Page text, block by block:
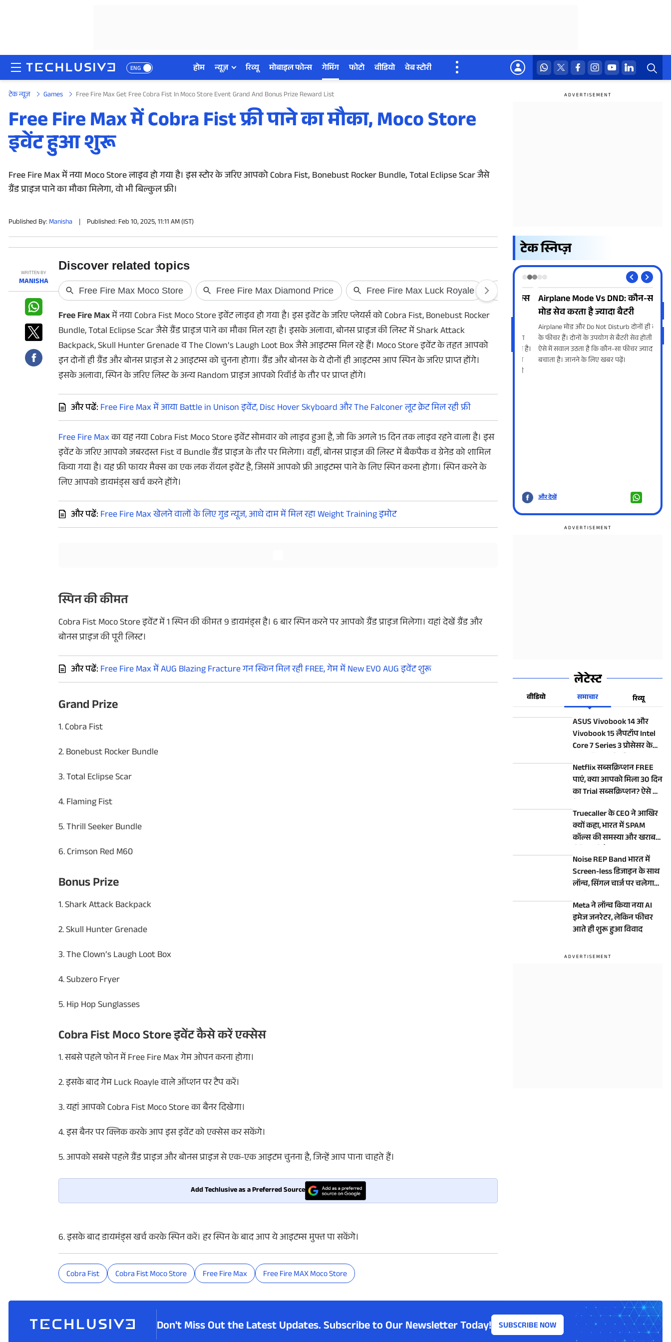
ENG होम न्यूज़ रिव्यू मोबाइल फोन्स गेमिंग फोटो वीडियो वेब स्टोरी
होम
न्यूज़
रिव्यू
मोबाइल फोन्स
फोटो
वीडियो
वेब स्टोरी
ऐप्स
डील्स
टेक न्यूज़ Games Free Fire Max Get Free Cobra Fist In Moco Store Event Grand And Bonus Prize Reward List
Free Fire Max में Cobra Fist फ्री पाने का मौका, Moco Store
इवेंट हुआ शुरू
Free Fire Max में नया Moco Store लाइव हो गया है। इस स्टोर के जरिए आपको Cobra Fist, Bonebust Rocker Bundle, Total Eclipse Scar जैसे
ग्रैंड प्राइज पाने का मौका मिलेगा, वो भी बिल्कुल फ्री।
Published By: Manisha | Published: Feb 10, 2025, 11:11 AM (IST)
WRITTEN BY
MANISHA
Free Fire Maxमें नया Cobra Fist Moco Store इवेंट लाइव हो गया है। इस इवेंट के जरिए प्लेयर्स को Cobra Fist, Bonebust Rocker
Bundle, Total Eclipse Scar जैसे ग्रैंड प्राइज पाने का मौका मिल रहा है। इसके अलावा, बोनस प्राइज की लिस्ट में Shark Attack
Backpack, Skull Hunter Grenade व The Clown’s Laugh Loot Box जैसे आइटम्स मिल रहे हैं। Moco Store इवेंट के तहत आपको
इन दोनों ही ग्रैंड और बोनस प्राइज से 2 आइटम्स को चुनना होगा। ग्रैंड और बोनस के ये दोनों ही आइटम्स आप स्पिन के जरिए प्राप्त होंगे।
इसके अलावा, स्पिन के जरिए लिस्ट के अन्य Random प्राइज आपको रिवॉर्ड के तौर पर प्राप्त होंगे।
और पढें: Free Fire Max में आया Battle in Unison इवेंट, Disc Hover Skyboard और The Falconer लूट क्रेट मिल रही फ्री
Free Fire Maxका यह नया Cobra Fist Moco Store इवेंट सोमवार को लाइव हुआ है, जो कि अगले 15 दिन तक लाइव रहने वाला है। इस
इवेंट के जरिए आपको जबरदस्त Fist व Bundle ग्रैंड प्राइज के तौर पर मिलेगा। वहीं, बोनस प्राइज की लिस्ट में बैकपैक व ग्रेनेड को शामिल
किया गया है। यह फ्री फायर मैक्स का एक लक रॉयल इवेंट है, जिसमें आपको फ्री आइटम्स पाने के लिए स्पिन करना होगा। स्पिन करने के
लिए आपको डायमंड्स खर्च करने होंगे।
और पढें: Free Fire Max खेलने वालों के लिए गुड न्यूज, आधे दाम में मिल रहा Weight Training इमोट
स्पिन की कीमत
Cobra Fist Moco Store इवेंट में 1 स्पिन की कीमत 9 डायमंड्स है। 6 बार स्पिन करने पर आपको ग्रैंड प्राइज मिलेगा। यहां देखें ग्रैंड और
बोनस प्राइज की पूरी लिस्ट।
और पढें: Free Fire Max में AUG Blazing Fracture गन स्किन मिल रही FREE, गेम में New EVO AUG इवेंट शुरू
Grand Prize
1. Cobra Fist
2. Bonebust Rocker Bundle
3. Total Eclipse Scar
4. Flaming Fist
5. Thrill Seeker Bundle
6. Crimson Red M60
Bonus Prize
1. Shark Attack Backpack
2. Skull Hunter Grenade
3. The Clown’s Laugh Loot Box
4. Subzero Fryer
5. Hip Hop Sunglasses
Cobra Fist Moco Store इवेंट कैसे करें एक्सेस
1. सबसे पहले फोन में Free Fire Max गेम ओपन करना होगा।
2. इसके बाद गेम Luck Roayle वाले ऑप्शन पर टैप करें।
3. यहां आपको Cobra Fist Moco Store का बैनर दिखेगा।
4. इस बैनर पर क्लिक करके आप इस इवेंट को एक्सेस कर सकेंगे।
5. आपको सबसे पहले ग्रैंड प्राइज और बोनस प्राइज से एक-एक आइटम चुनना है, जिन्हें आप पाना चाहते हैं।
Add Techlusive as a Preferred Source
6. इसके बाद डायमंड्स खर्च करके स्पिन करें। हर स्पिन के बाद आप ये आइटम्स मुफ्त पा सकेंगे।
Cobra Fist Cobra Fist Moco Store Free Fire Max Free Fire MAX Moco Store
टेक स्निप्ज़
घर नहीं पहुंचा SIR फॉर्म? ऐसे करें
Online डाउनलोड
SIR Form Download: अगर अभी तक BLO ने SIR
फॉर्म नहीं भेजा है... तो आपको और इंतजार करने की
जरूरत नहीं है। आप घर बैठे ऑनलाइन फॉर्म को
डाउनलोड भी कर सकते हैं। यहां जानें कैसे।
Netflix Free: 30 दिन तक नेटफ्लिक्स
सब्सक्रिप्शन मिल रहा फ्री
Netflix अपने चुनिंदा ग्राहकों के लिए फ्री
सब्सक्रिप्शन ऑफर लेकर आई है, जिसका फायदा
30 दिन या फिर 15 दिन के लिए उठाया जा सकता है।
अगर आपने भी अभी तक नेटफ्लिक्स सब्सक्रिप्शन
Airplane Mode Vs DND: कौन-सा
मोड सेव करता है ज्यादा बैटरी
Airplane मोड और Do Not Disturb दोनों ही काम
के फीचर हैं। दोनों के उपयोग से बैटरी सेव होती है।
ऐसे में सवाल उठता है कि कौन-सा फीचर ज्यादा बैटरी
बचाता है। जानने के लिए खबर पढ़ें।
और देखें
लेटेस्ट
वीडियो समाचार रिव्यू
ASUS Vivobook 14 और
Vivobook 15 लैपटॉप Intel
Core 7 Series 3 प्रोसेसर के
Netflix सब्सक्रिप्शन FREE
पाएं, क्या आपको मिला 30 दिन
का Trial सब्सक्रिप्शन? ऐसे करें
Truecaller के CEO ने आखिर
क्यों कहा, भारत में SPAM
कॉल्स की समस्या और खराब
Noise REP Band भारत में
Screen-less डिजाइन के साथ
लॉन्च, सिंगल चार्ज पर चलेगा
Meta ने लॉन्च किया नया AI
इमेज जनरेटर, लेकिन फीचर
आते ही शुरू हुआ विवाद
Don't Miss Out the Latest Updates.Subscribe to Our Newsletter Today! SUBSCRIBE NOW